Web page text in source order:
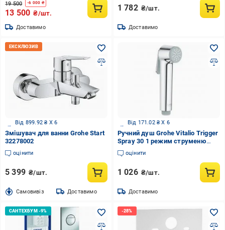
19 500 -6 000 ₴
13 500 ₴/шт.
Доставимо
1 782 ₴/шт.
Доставимо
Від 899.92 ₴ X 6
Змішувач для ванни Grohe Start
32278002
оцінити
5 399 ₴/шт.
Cамовивіз Доставимо
Від 171.02 ₴ X 6
Ручний душ Grohe Vitalio Trigger
Spray 30 1 режим струменю
(26351000)
оцінити
1 026 ₴/шт.
Доставимо